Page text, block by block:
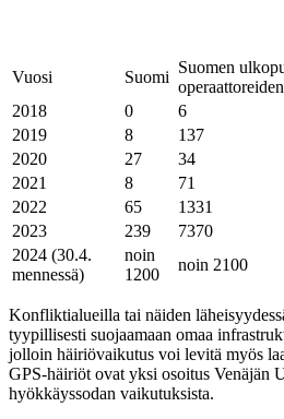
Vuosi Suomi
Suomen
2018
0
6
2019
8
137
2020
27
34
2021
8
71
2022
65
1331
2023
239
7370
2024 (30.4.
mennessä)
noin
1200
noin 2100
Konfliktialueilla tai näiden
tyypillisesti suojaamaan omaa
jolloin häiriövaikutus voi levitä myös
GPS-häiriöt ovat yksi osoitus Venäjän
hyökkäyssodan vaikutuksista.